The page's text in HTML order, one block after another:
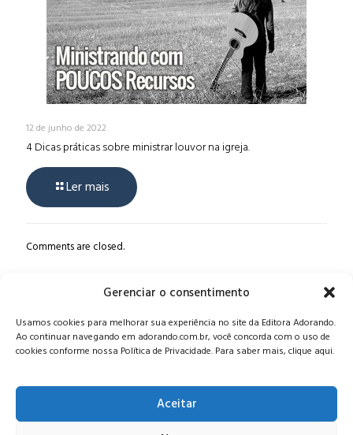
Gerenciar o consentimento
Usamos cookies para melhorar sua experiência no site da Editora Adorando.
Ao continuar navegando em adorando.com.br, você concorda com o uso de
cookies conforme nossa Política de Privacidade. Para saber mais, clique aqui.
Aceitar
12 de junho de 2022
4 Dicas práticas sobre ministrar louvor na igreja.
Ler mais
Comments are closed.
Alameda Oscar Niemeyer, 1033 – 7º Andar - Portaria 04, Vila da
Serra - Nova Lima/MG, CEP: 34006-065 - MG
CONTATO:editora@adorando.com.br